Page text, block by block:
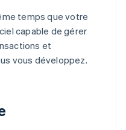
temps que votre
capable de gérer
et
vous développez.